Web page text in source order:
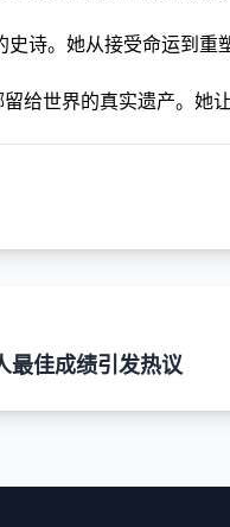
诗。她从接受命运到
给世界的真实遗产。她
最佳成绩引发热议